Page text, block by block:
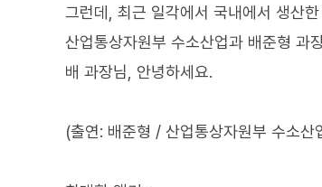
그런데, 최근 일각에서 국내에서 생산
산업통상자원부 수소산업과 배준형 과
배 과장님, 안녕하세요.
(출연: 배준형 / 산업통상자원부 수소산